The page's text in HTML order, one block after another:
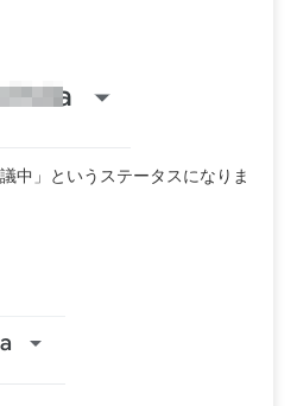
中」というステータスになりま